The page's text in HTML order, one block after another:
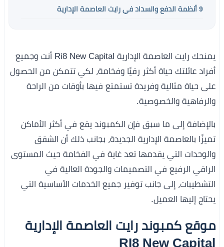
9 أنظمة الدفع والسداد في رايت العاصمة الإدارية
يمنحك رايت العاصمة الإدارية Ri8 New Capital أنت وجميع
أفراد عائلتك حياة أكثر رقيًا وفخامة، لكي تتمكن من الحصول
على حياة مثالية وفريدة تستمتع فيها بأوقات من الراحة
والرفاهية والخصوصية.
بالإضافة إلى ما سبق فإن الكمبوند يقع في أكثر الأماكن
تميزًا بالعاصمة الإدارية الجديدة، بجانب ذلك أن الشقق
والوحدات التي يقدمها تعد غاية في الفخامة حيث المستوى
الراقي الرفيع في التصميمات والجودة العالية في
التشطيبات، إلى جانب توفير جميع الخدمات الأساسية التي
يحتاج إليها العميل.
موقع كمبوند رايت العاصمة الإدارية
RI8 New Capital